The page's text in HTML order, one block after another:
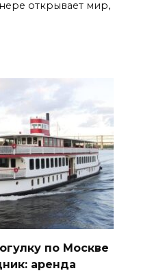
открывает мир,
по Москве
аренда